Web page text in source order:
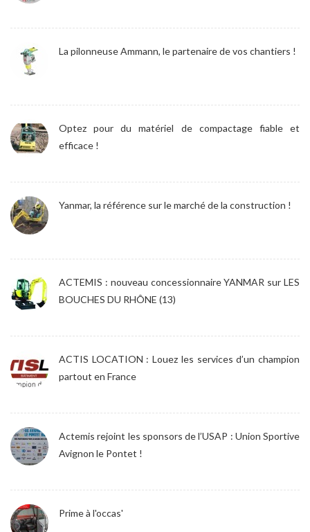
La pilonneuse Ammann, le partenaire de vos chantiers !
Optez pour du matériel de compactage fiable et
efficace !
Yanmar, la référence sur le marché de la construction !
ACTEMIS : nouveau concessionnaire YANMAR sur LES
BOUCHES DU RHÔNE (13)
ACTIS LOCATION : Louez les services d’un champion
partout en France
Actemis rejoint les sponsors de l’USAP : Union Sportive
Avignon le Pontet !
Prime à l'occas'